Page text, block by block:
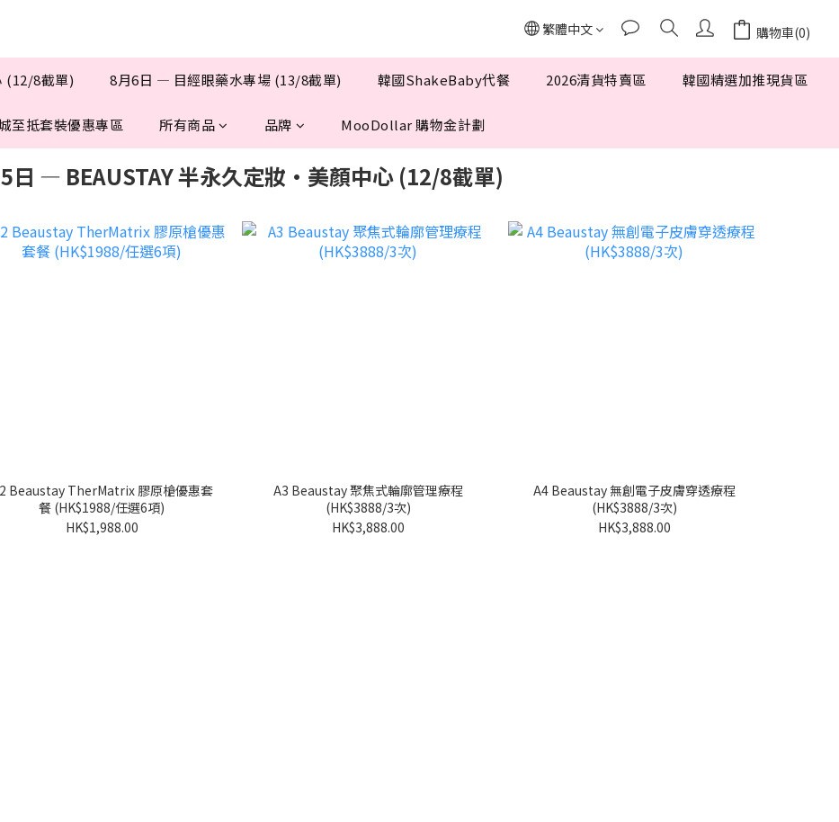
繁體中文 購物車(0)
(12/8截單) 8月6日 — 目經眼藥水專場 (13/8截單) 韓國ShakeBaby代餐 2026清貨特賣區 韓國精選加推現貨區
至抵套裝優惠專區 所有商品 品牌 MooDollar 購物金計劃
日 — BEAUSTAY 半永久定妝·美顏中心 (12/8截單)
Beaustay TherMatrix 膠原槍優惠套
餐 (HK$1988/任選6項)
HK$1,988.00
A3 Beaustay 聚焦式輪廓管理療程
(HK$3888/3次)
HK$3,888.00
A4 Beaustay 無創電子皮膚穿透療程
(HK$3888/3次)
HK$3,888.00